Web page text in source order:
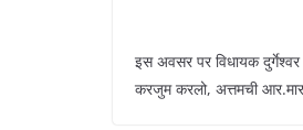
इस अवसर पर विधायक
करजुम करलो, अत्तमची